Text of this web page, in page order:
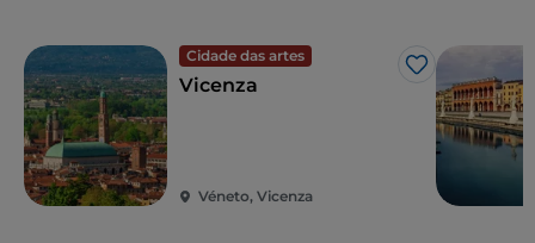
Cidade das artes
Gosto
Vicenza
Véneto, Vicenza